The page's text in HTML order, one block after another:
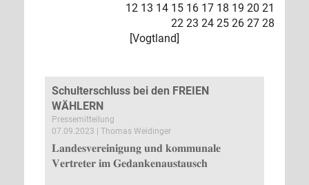
12 13 14 15 16 17 18 19 20 21
22 23 24 25 26 27 28
[Vogtland]
Schulterschluss bei den FREIEN
WÄHLERN
Pressemitteilung
07.09.2023 | Thomas Weidinger
𝐋𝐚𝐧𝐝𝐞𝐬𝐯𝐞𝐫𝐞𝐢𝐧𝐢𝐠𝐮𝐧𝐠 𝐮𝐧𝐝 𝐤𝐨𝐦𝐦𝐮𝐧𝐚𝐥𝐞
𝐕𝐞𝐫𝐭𝐫𝐞𝐭𝐞𝐫 𝐢𝐦 𝐆𝐞𝐝𝐚𝐧𝐤𝐞𝐧𝐚𝐮𝐬𝐭𝐚𝐮𝐬𝐜𝐡